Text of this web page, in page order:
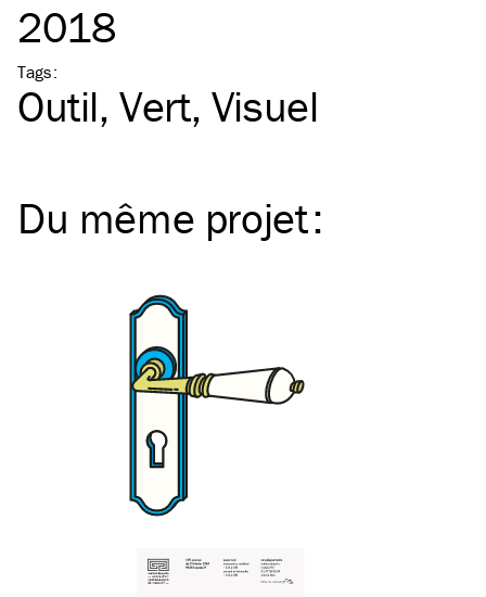
2018
Tags:
Outil Vert Visuel
Du même projet: